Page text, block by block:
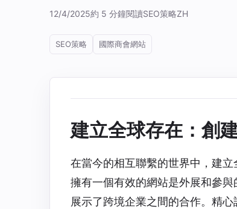
12/4/2025約 5 分鐘閱讀SEO策略ZH
SEO策略 國際商會網站
建立全球存在：創
在當今的相互聯繫的世界中，建
擁有一個有效的網站是外展和參
展示了跨境企業之間的合作。精